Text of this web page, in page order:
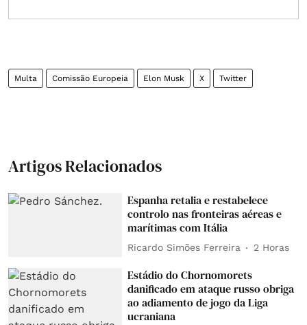
Multa Comissão Europeia Elon Musk X Twitter
Artigos Relacionados
Espanha retalia e restabelece
controlo nas fronteiras aéreas e
marítimas com Itália
Ricardo Simões Ferreira 2 Horas
Estádio do Chornomorets
danificado em ataque russo obriga
ao adiamento de jogo da Liga
ucraniana